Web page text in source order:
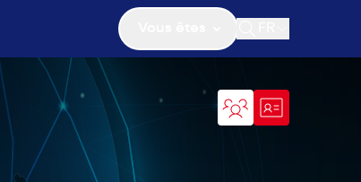
Ouvrir la